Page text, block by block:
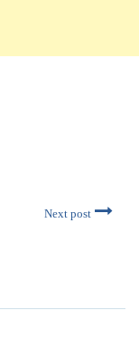
Next post